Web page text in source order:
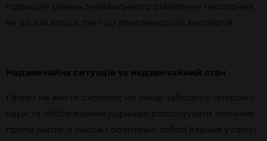
підвищує рівень зневажливого ставлення населення
як до дій влади, так і до рекомендацій експертів.
Надзвичайна ситуація vs надзвичайний стан
Право на життя охоплює не лише заборону смертної
кари та зобов’язання держави розслідувати злочини
проти життя, а також і позитивні зобов’язання у сфері